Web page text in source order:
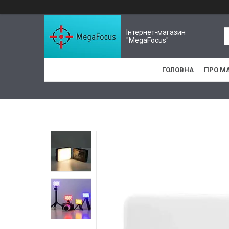
Інтернет-магазин
"MegaFocus"
ГОЛОВНА ПРО